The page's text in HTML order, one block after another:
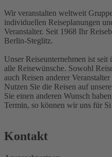
Wir veranstalten weltweit
individuellen Reiseplanungen
Veranstalter. Seit 1968 Ihr
Berlin-Steglitz.
Unser Reiseunternehmen ist
alle Reisewünsche. Sowohl
auch Reisen anderer
Nutzen Sie die Reisen auf
Sie einen anderen Wunsch
Termin, so können wir uns für Si
Kontakt